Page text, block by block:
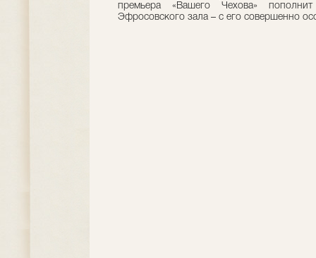
премьера «Вашего Чехова»
Эфросовского зала – с его совершенно